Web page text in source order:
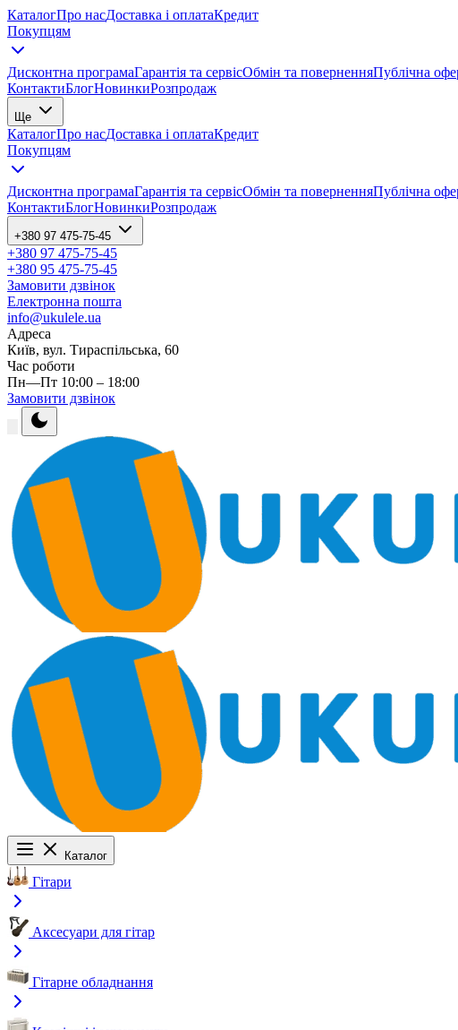
КаталогПро насДоставка і оплатаКредит
Покупцям
Дисконтна програмаГарантія та сервісОбмін та поверненняПублічна
КонтактиБлогНовинкиРозпродаж
Ще
КаталогПро насДоставка і оплатаКредит
Покупцям
Дисконтна програмаГарантія та сервісОбмін та поверненняПублічна
КонтактиБлогНовинкиРозпродаж
+380 97 475-75-45
+380 97 475-75-45
+380 95 475-75-45
Замовити дзвінок
Електронна пошта
info@ukulele.ua
Адреса
Київ, вул. Тираспільська, 60
Час роботи
Пн—Пт 10:00 – 18:00
Замовити дзвінок
Каталог
Гітари
Аксесуари для гітар
Гітарне обладнання